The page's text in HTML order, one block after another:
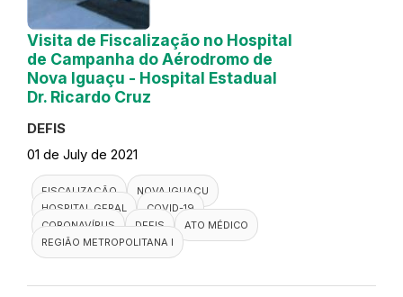
Visita de Fiscalização no Hospital
de Campanha do Aérodromo de
Nova Iguaçu - Hospital Estadual
Dr. Ricardo Cruz
DEFIS
01 de July de 2021
FISCALIZAÇÃO
NOVA IGUAÇU
HOSPITAL GERAL
COVID-19
CORONAVÍRUS
DEFIS
ATO MÉDICO
REGIÃO METROPOLITANA I